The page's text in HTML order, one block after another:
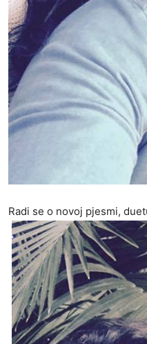
Radi se o novoj pjesmi,